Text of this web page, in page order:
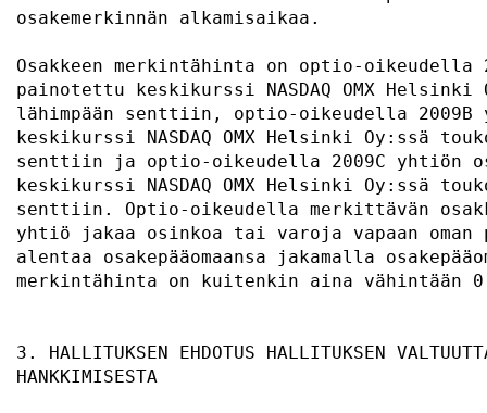
Osakkeen merkintähinta on optio-
painotettu keskikurssi NASDAQ OMX
lähimpään senttiin, optio-oikeudella
keskikurssi NASDAQ OMX Helsinki Oy:ssä
senttiin ja optio-oikeudella 2009C
keskikurssi NASDAQ OMX Helsinki Oy:ssä
senttiin. Optio-oikeudella merkittävän
yhtiö jakaa osinkoa tai varoja vapaan
alentaa osakepääomaansa jakamalla
merkintähinta on kuitenkin
3. HALLITUKSEN EHDOTUS HALLITUKSEN